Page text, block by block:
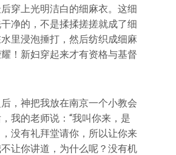
穿上光明洁白的细麻衣。这细
净的，不是揉揉搓搓就成了细
里浸泡捶打，然后纺织成细麻
！新妇穿起来才有资格与基督
，神把我放在南京一个小教会
我的老师说：“我叫你来，是
没有礼拜堂请你，所以让你来
让你讲道，为什么呢？没有机